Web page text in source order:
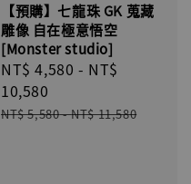
【預購】七龍珠 GK 蒐藏
雕像 自在極意悟空
[Monster studio]
Sale
price
NT$ 4,580 - NT$
10,580
Regular
NT$ 5,580-NT$ 11,580